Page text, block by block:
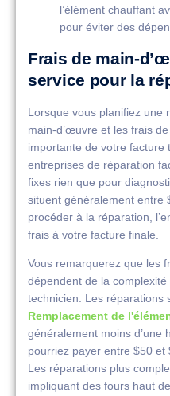
l’élément chauffant
pour éviter des
Frais de main-
service pour la
Lorsque vous planifiez une
main-d’œuvre et les frais
importante de votre facture
entreprises de réparation
fixes rien que pour
situent généralement entre
procéder à la réparation,
frais à votre facture finale.
Vous remarquerez que les
dépendent de la complexité
technicien. Les réparations
Remplacement de
généralement moins d’une
pourriez payer entre $50 et
Les réparations plus
impliquant des fours haut